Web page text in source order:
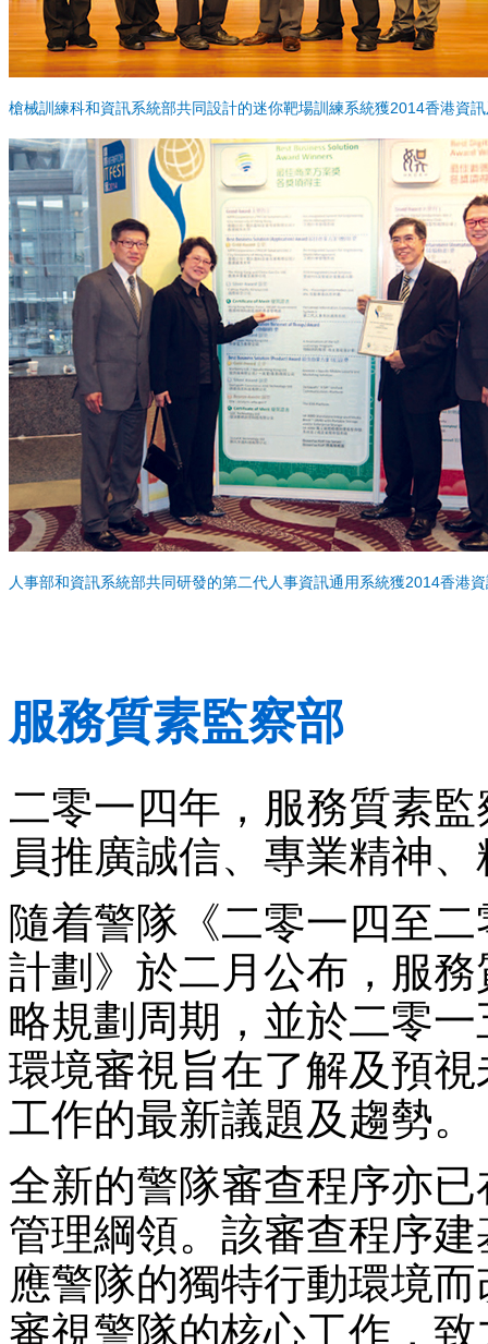
槍械訓練科和資訊系統部共同設計的迷你靶場訓練系統獲2014香港資
人事部和資訊系統部共同研發的第二代人事資訊通用系統獲2014香港
服務質素監察部
二零一四年，服務質素
員推廣誠信、專業精神
隨着警隊《二零一四至
計劃》於二月公布，服
略規劃周期，並於二零
環境審視旨在了解及預
工作的最新議題及趨勢。
全新的警隊審查程序亦
管理綱領。該審查程序
應警隊的獨特行動環境
審視警隊的核心工作，